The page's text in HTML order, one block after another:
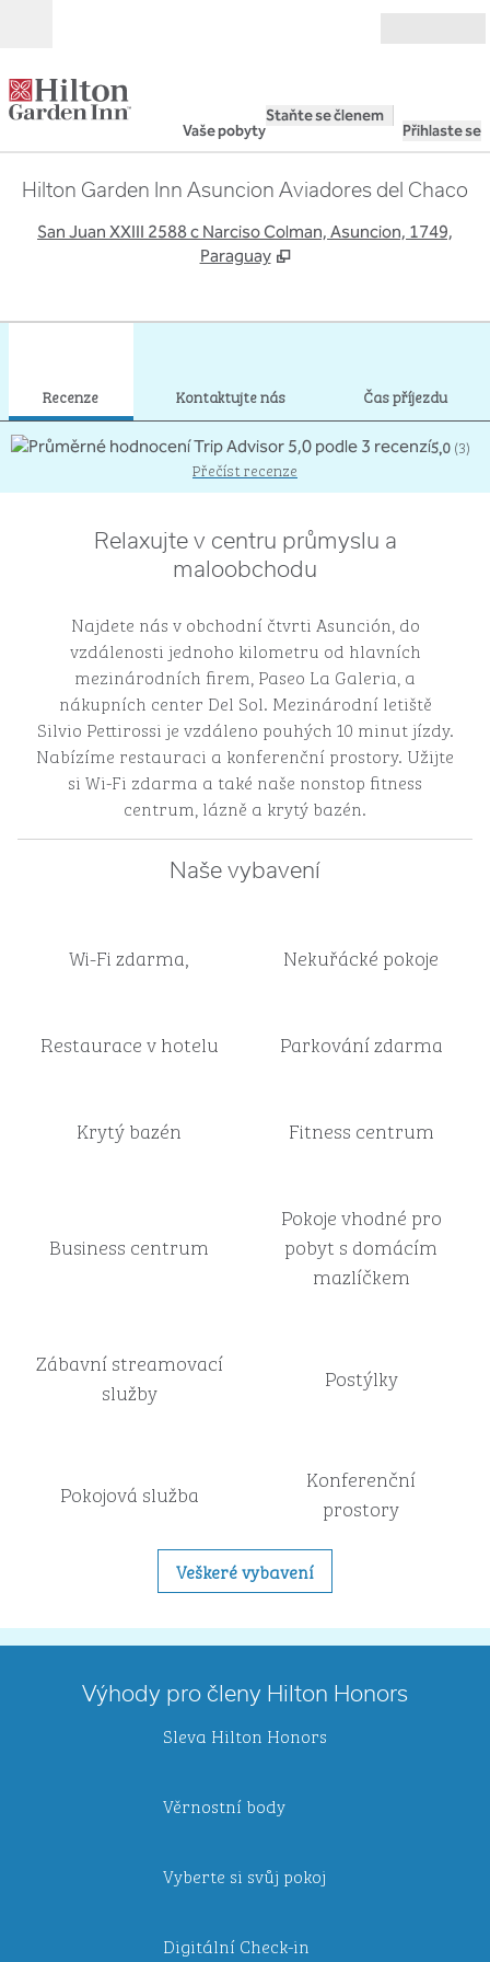
Vaše pobyty
Staňte se členem
Přihlaste se
Hilton Garden Inn Asuncion Aviadores del Chaco
San Juan XXIII 2588 c Narciso Colman, Asuncion, 1749,
Paraguay
Recenze Kontaktujte nás Čas příjezdu
5,0(3)
Přečíst recenze
Relaxujte v centru průmyslu a
maloobchodu
Najdete nás v obchodní čtvrti Asunción, do
vzdálenosti jednoho kilometru od hlavních
mezinárodních firem, Paseo La Galeria, a
nákupních center Del Sol. Mezinárodní letiště
Silvio Pettirossi je vzdáleno pouhých 10 minut jízdy.
Nabízíme restauraci a konferenční prostory. Užijte
si Wi-Fi zdarma a také naše nonstop fitness
centrum, lázně a krytý bazén.
Naše vybavení
Wi-Fi zdarma, Nekuřácké pokoje
Restaurace v hotelu Parkování zdarma
Krytý bazén Fitness centrum
Business centrum
Pokoje vhodné pro
pobyt s domácím
mazlíčkem
Zábavní streamovací
služby
Postýlky
Pokojová služba
Konferenční
prostory
Veškeré vybavení
Výhody pro členy Hilton Honors
Sleva Hilton Honors
Věrnostní body
Vyberte si svůj pokoj
Digitální Check-in